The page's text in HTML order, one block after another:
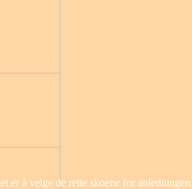
å velge de rette skoene for